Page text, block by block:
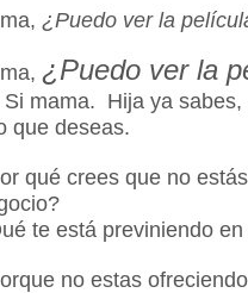
¿Puedo ver la
¿Puedo ver la
mama. Hija ya
que deseas.
crees que no estás
está previniendo en
no estas ofreciendo